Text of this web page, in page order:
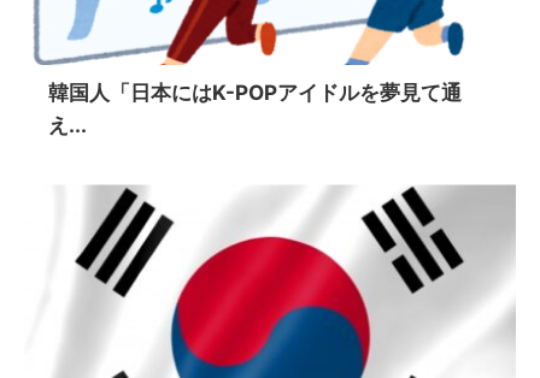
韓国人「日本にはK-POPアイドルを夢見て通
え...